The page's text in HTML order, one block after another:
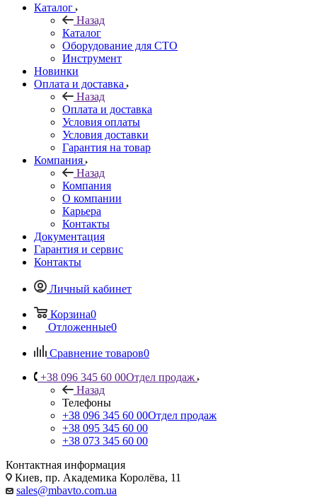
Каталог
Назад
Каталог
Оборудование для СТО
Инструмент
Новинки
Оплата и доставка
Назад
Оплата и доставка
Условия оплаты
Условия доставки
Гарантия на товар
Компания
Назад
Компания
О компании
Карьера
Контакты
Документация
Гарантия и сервис
Контакты
Личный кабинет
Корзина0
Отложенные0
Сравнение товаров0
+38 096 345 60 00Отдел продаж
Назад
Телефоны
+38 096 345 60 00Отдел продаж
+38 095 345 60 00
+38 073 345 60 00
Контактная информация
Киев, пр. Академика Королёва, 11
sales@mbavto.com.ua